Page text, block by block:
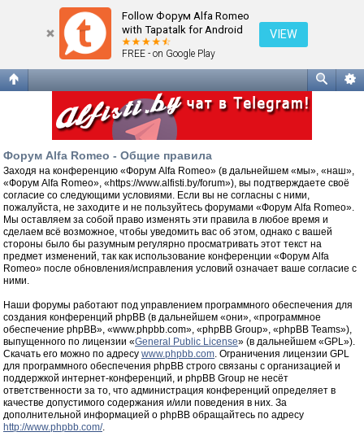
Follow Форум Alfa Romeo
with Tapatalk for Android
FREE - on Google Play
VIEW
Общие правила
Форум Alfa Romeo - Общие правила
Заходя на конференцию «Форум Alfa Romeo» (в дальнейшем «мы», «наш»,
«Форум Alfa Romeo», «https://www.alfisti.by/forum»), вы подтверждаете своё
согласие со следующими условиями. Если вы не согласны с ними,
пожалуйста, не заходите и не пользуйтесь форумами «Форум Alfa Romeo».
Мы оставляем за собой право изменять эти правила в любое время и
сделаем всё возможное, чтобы уведомить вас об этом, однако с вашей
стороны было бы разумным регулярно просматривать этот текст на
предмет изменений, так как использование конференции «Форум Alfa
Romeo» после обновления/исправления условий означает ваше согласие с
ними.
Наши форумы работают под управлением программного обеспечения для
создания конференций phpBB (в дальнейшем «они», «программное
обеспечение phpBB», «www.phpbb.com», «phpBB Group», «phpBB Teams»),
выпущенного по лицензии «General Public License» (в дальнейшем «GPL»).
Скачать его можно по адресу www.phpbb.com. Ограничения лицензии GPL
для программного обеспечения phpBB строго связаны с организацией и
поддержкой интернет-конференций, и phpBB Group не несёт
ответственности за то, что администрация конференций определяет в
качестве допустимого содержания и/или поведения в них. За
дополнительной информацией о phpBB обращайтесь по адресу
http://www.phpbb.com/.